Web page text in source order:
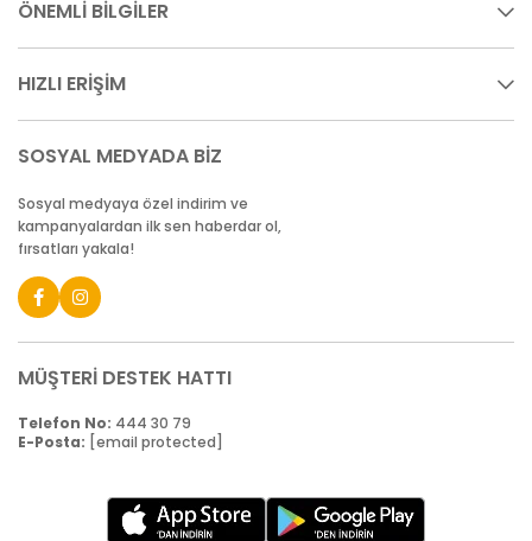
ÖNEMLİ BİLGİLER
HIZLI ERİŞİM
SOSYAL MEDYADA BİZ
Sosyal medyaya özel indirim ve
kampanyalardan ilk sen haberdar ol,
fırsatları yakala!
MÜŞTERİ DESTEK HATTI
Telefon No: 444 30 79
E-Posta: [email protected]